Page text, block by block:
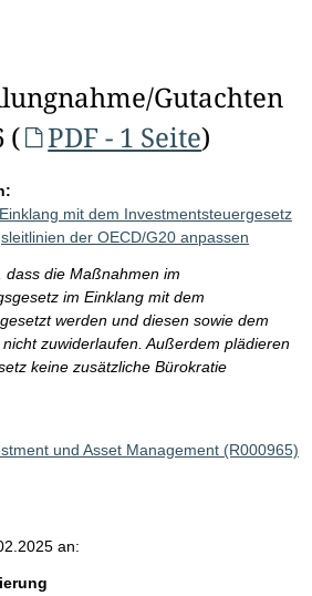
Gutachten
(
PDF - 1 Seite)
mit dem Investmentsteuergesetz
der OECD/G20 anpassen
dass die Maßnahmen im
im Einklang mit dem
werden und diesen sowie dem
zuwiderlaufen. Außerdem plädieren
keine zusätzliche Bürokratie
und Asset Management (R000965)
an: